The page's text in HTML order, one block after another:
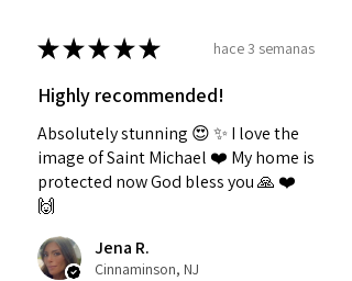
★★★★★ hace 3 semanas
Highly recommended!
Absolutely stunning 😍 ✨️ I love the
image of Saint Michael ❤️ My home is
protected now God bless you 🙏 ❤️
🙌
Jena R.
Cinnaminson, NJ